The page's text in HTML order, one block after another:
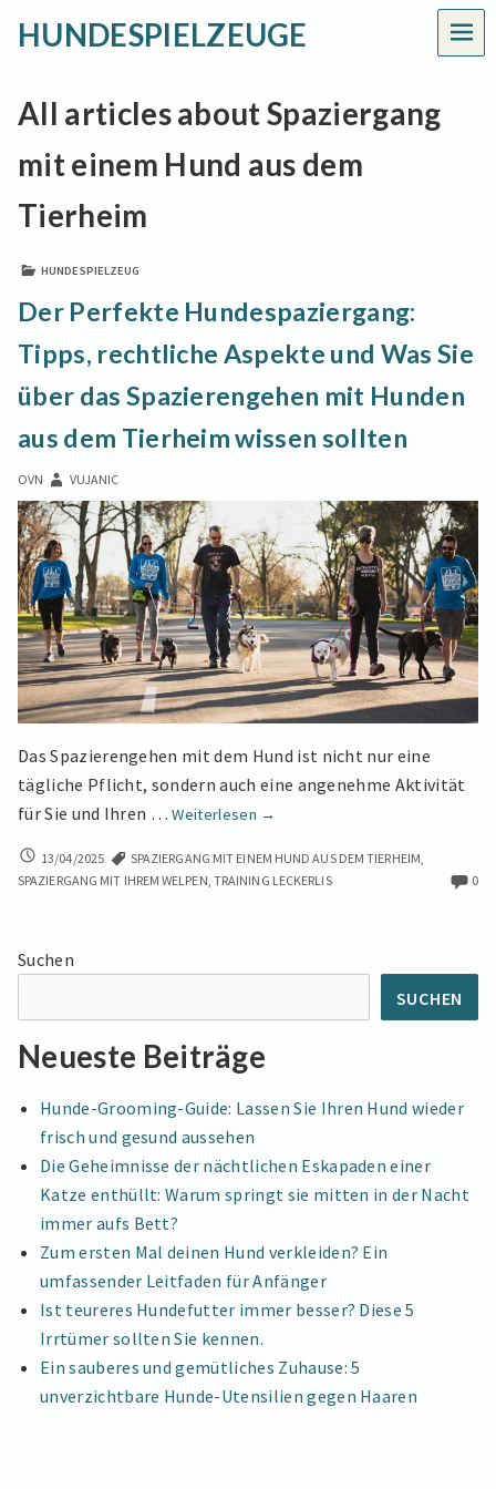
HUNDESPIELZEUGE
All articles about Spaziergang
mit einem Hund aus dem
Tierheim
HUNDESPIELZEUG
Der Perfekte Hundespaziergang:
Tipps, rechtliche Aspekte und Was Sie
über das Spazierengehen mit Hunden
aus dem Tierheim wissen sollten
OVN VUJANIC
Das Spazierengehen mit dem Hund ist nicht nur eine
tägliche Pflicht, sondern auch eine angenehme Aktivität
für Sie und Ihren …Weiterlesen
Der
Hundespaziergang:
Tipps,
und
Sie
über
Spazierengehen
Hunden
dem
wissen
sollten
→
DER
PERFEKTE
ASPEKTE
ÜBER
SPAZIERENGEHEN
HUNDEN
AUS
DEM
WISSEN
SOLLTEN
13/04/2025 SPAZIERGANG MIT EINEM HUND AUS DEM TIERHEIM,
SPAZIERGANG MIT IHREM WELPEN, TRAINING LECKERLIS 0
Suchen
SUCHEN
Neueste Beiträge
Hunde-Grooming-Guide: Lassen Sie Ihren Hund wieder
frisch und gesund aussehen
Die Geheimnisse der nächtlichen Eskapaden einer
Katze enthüllt: Warum springt sie mitten in der Nacht
immer aufs Bett?
Zum ersten Mal deinen Hund verkleiden? Ein
umfassender Leitfaden für Anfänger
Ist teureres Hundefutter immer besser? Diese 5
Irrtümer sollten Sie kennen.
Ein sauberes und gemütliches Zuhause: 5
unverzichtbare Hunde-Utensilien gegen Haaren